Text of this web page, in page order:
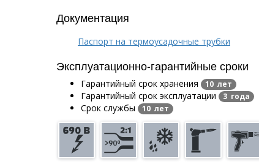
Документация
Паспорт на термоусадочные трубки
Эксплуатационно-гарантийные сроки
Гарантийный срок хранения 10 лет
Гарантийный срок эксплуатации 3 года
Срок службы 10 лет